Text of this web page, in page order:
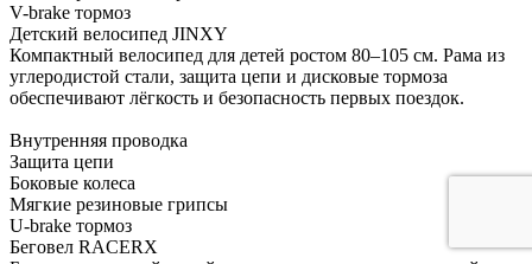
V-brake тормоз
Детский велосипед JINXY
Компактный велосипед для детей ростом 80–105 см. Рама из
углеродистой стали, защита цепи и дисковые тормоза
обеспечивают лёгкость и безопасность первых поездок.
Внутренняя проводка
Защита цепи
Боковые колеса
Мягкие резиновые грипсы
U-brake тормоз
Беговел RACERX